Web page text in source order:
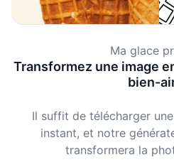
Ma glace
Transformez une image
bien-
Il suffit de télécharger
instant, et notre
transformera la